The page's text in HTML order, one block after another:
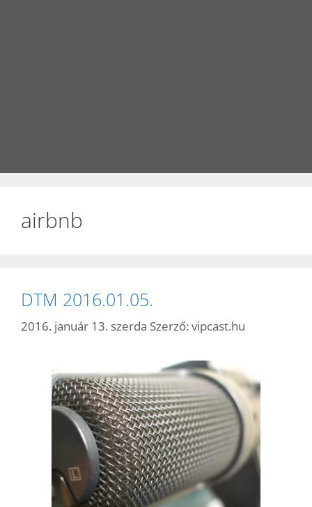
airbnb
DTM 2016.01.05.
2016. január 13. szerda Szerző: vipcast.hu